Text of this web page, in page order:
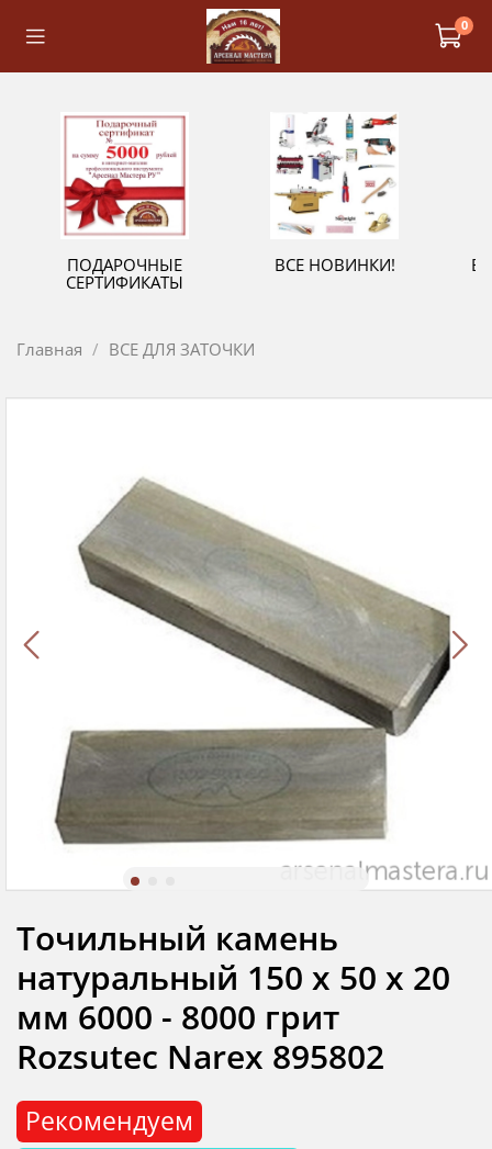
0
ПОДАРОЧНЫЕ
СЕРТИФИКАТЫ
ВСЕ НОВИНКИ!
Главная ВСЕ ДЛЯ ЗАТОЧКИ
Рекомендуем
Точильный камень
натуральный 150 х 50 х 20
мм 6000 - 8000 грит
Rozsutec Narex 895802